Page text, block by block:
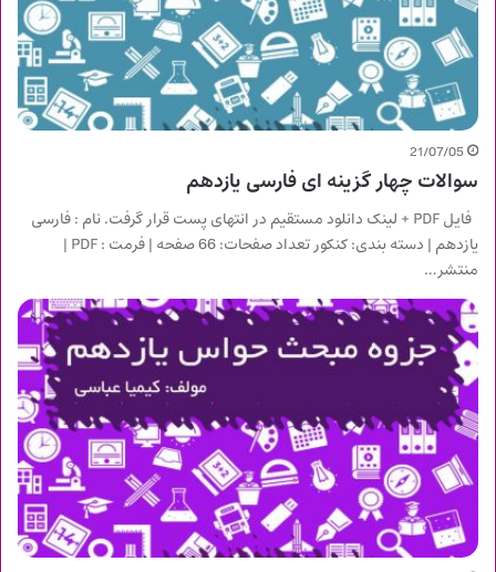
21/07/05
سوالات چهار گزینه ای فارسی یازدهم
فایل PDF + لینک دانلود مستقیم در انتهای پست قرار گرفت. نام : فارسی
یازدهم | دسته بندی: کنکور تعداد صفحات: 66 صفحه | فرمت : PDF |
منتشر…